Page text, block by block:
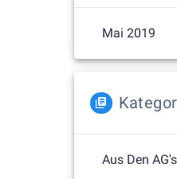
Mai 2019
Aus Den AG's